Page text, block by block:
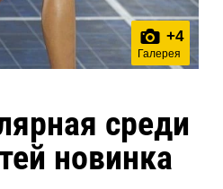
+4
Галерея
среди
новинка